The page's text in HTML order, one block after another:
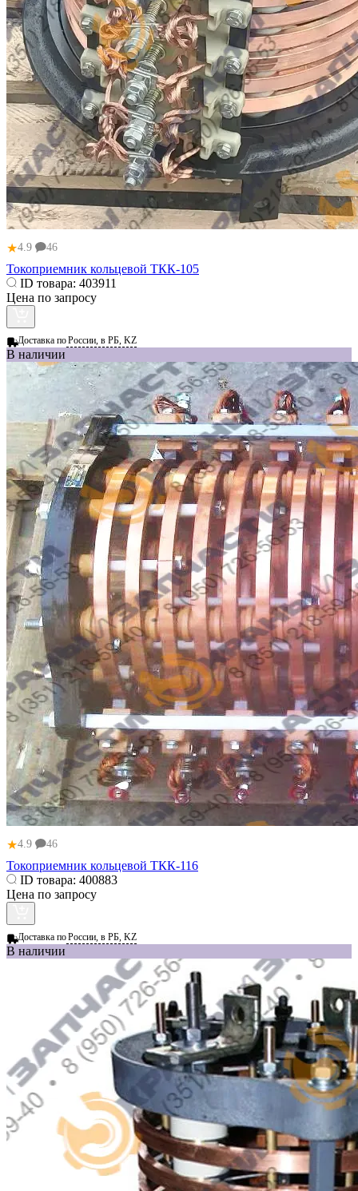
★4.9 46
Токоприемник кольцевой ТКК-105
ID товара: 403911
Цена по запросу
Доставка поРоссии, в РБ, KZ
В наличии
★4.9 46
Токоприемник кольцевой ТКК-116
ID товара: 400883
Цена по запросу
Доставка поРоссии, в РБ, KZ
В наличии